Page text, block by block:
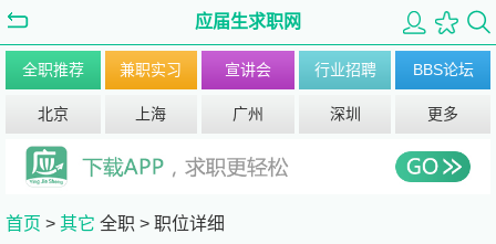
应届生求职网
全职推荐 兼职实习 宣讲会 行业招聘 BBS论坛
北京 上海 广州 深圳 更多
首页 > 其它 全职 > 职位详细